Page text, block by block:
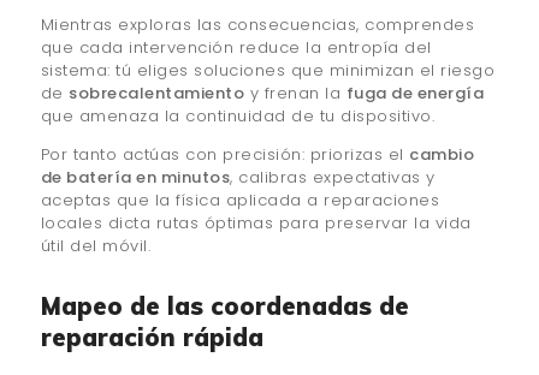
Mientras exploras las consecuencias, comprendes
que cada intervención reduce la entropía del
sistema: tú eliges soluciones que minimizan el riesgo
de sobrecalentamiento y frenan la fuga de energía
que amenaza la continuidad de tu dispositivo.
Por tanto actúas con precisión: priorizas el cambio
de batería en minutos, calibras expectativas y
aceptas que la física aplicada a reparaciones
locales dicta rutas óptimas para preservar la vida
útil del móvil.
Mapeo de las coordenadas de
reparación rápida